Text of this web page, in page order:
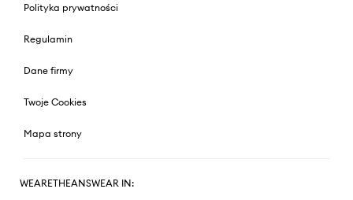
Polityka prywatności
Regulamin
Dane firmy
Twoje Cookies
Mapa strony
WEARETHEANSWEAR IN: